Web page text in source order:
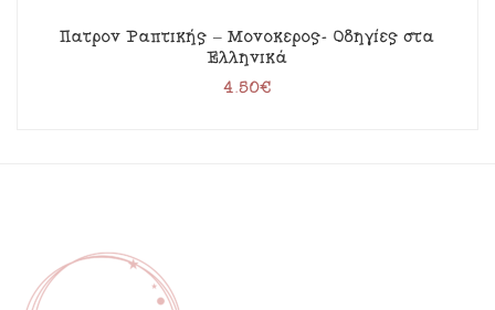
Πατρόν Ραπτικής – Μονόκερος- Οδηγίες στα
Ελληνικά
4.50€